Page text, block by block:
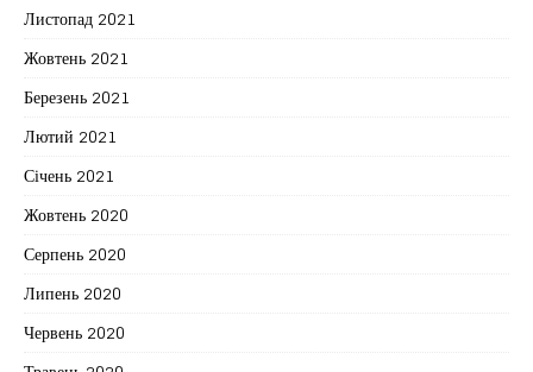
Листопад 2021
Жовтень 2021
Березень 2021
Лютий 2021
Січень 2021
Жовтень 2020
Серпень 2020
Липень 2020
Червень 2020